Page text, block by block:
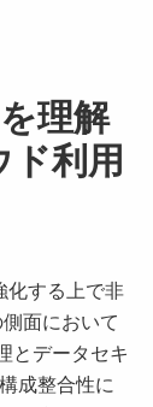
理解
ド利用
化する上で非
面において
とデータセキ
成整合性に